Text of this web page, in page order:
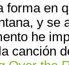
forma en
y se
he
canción